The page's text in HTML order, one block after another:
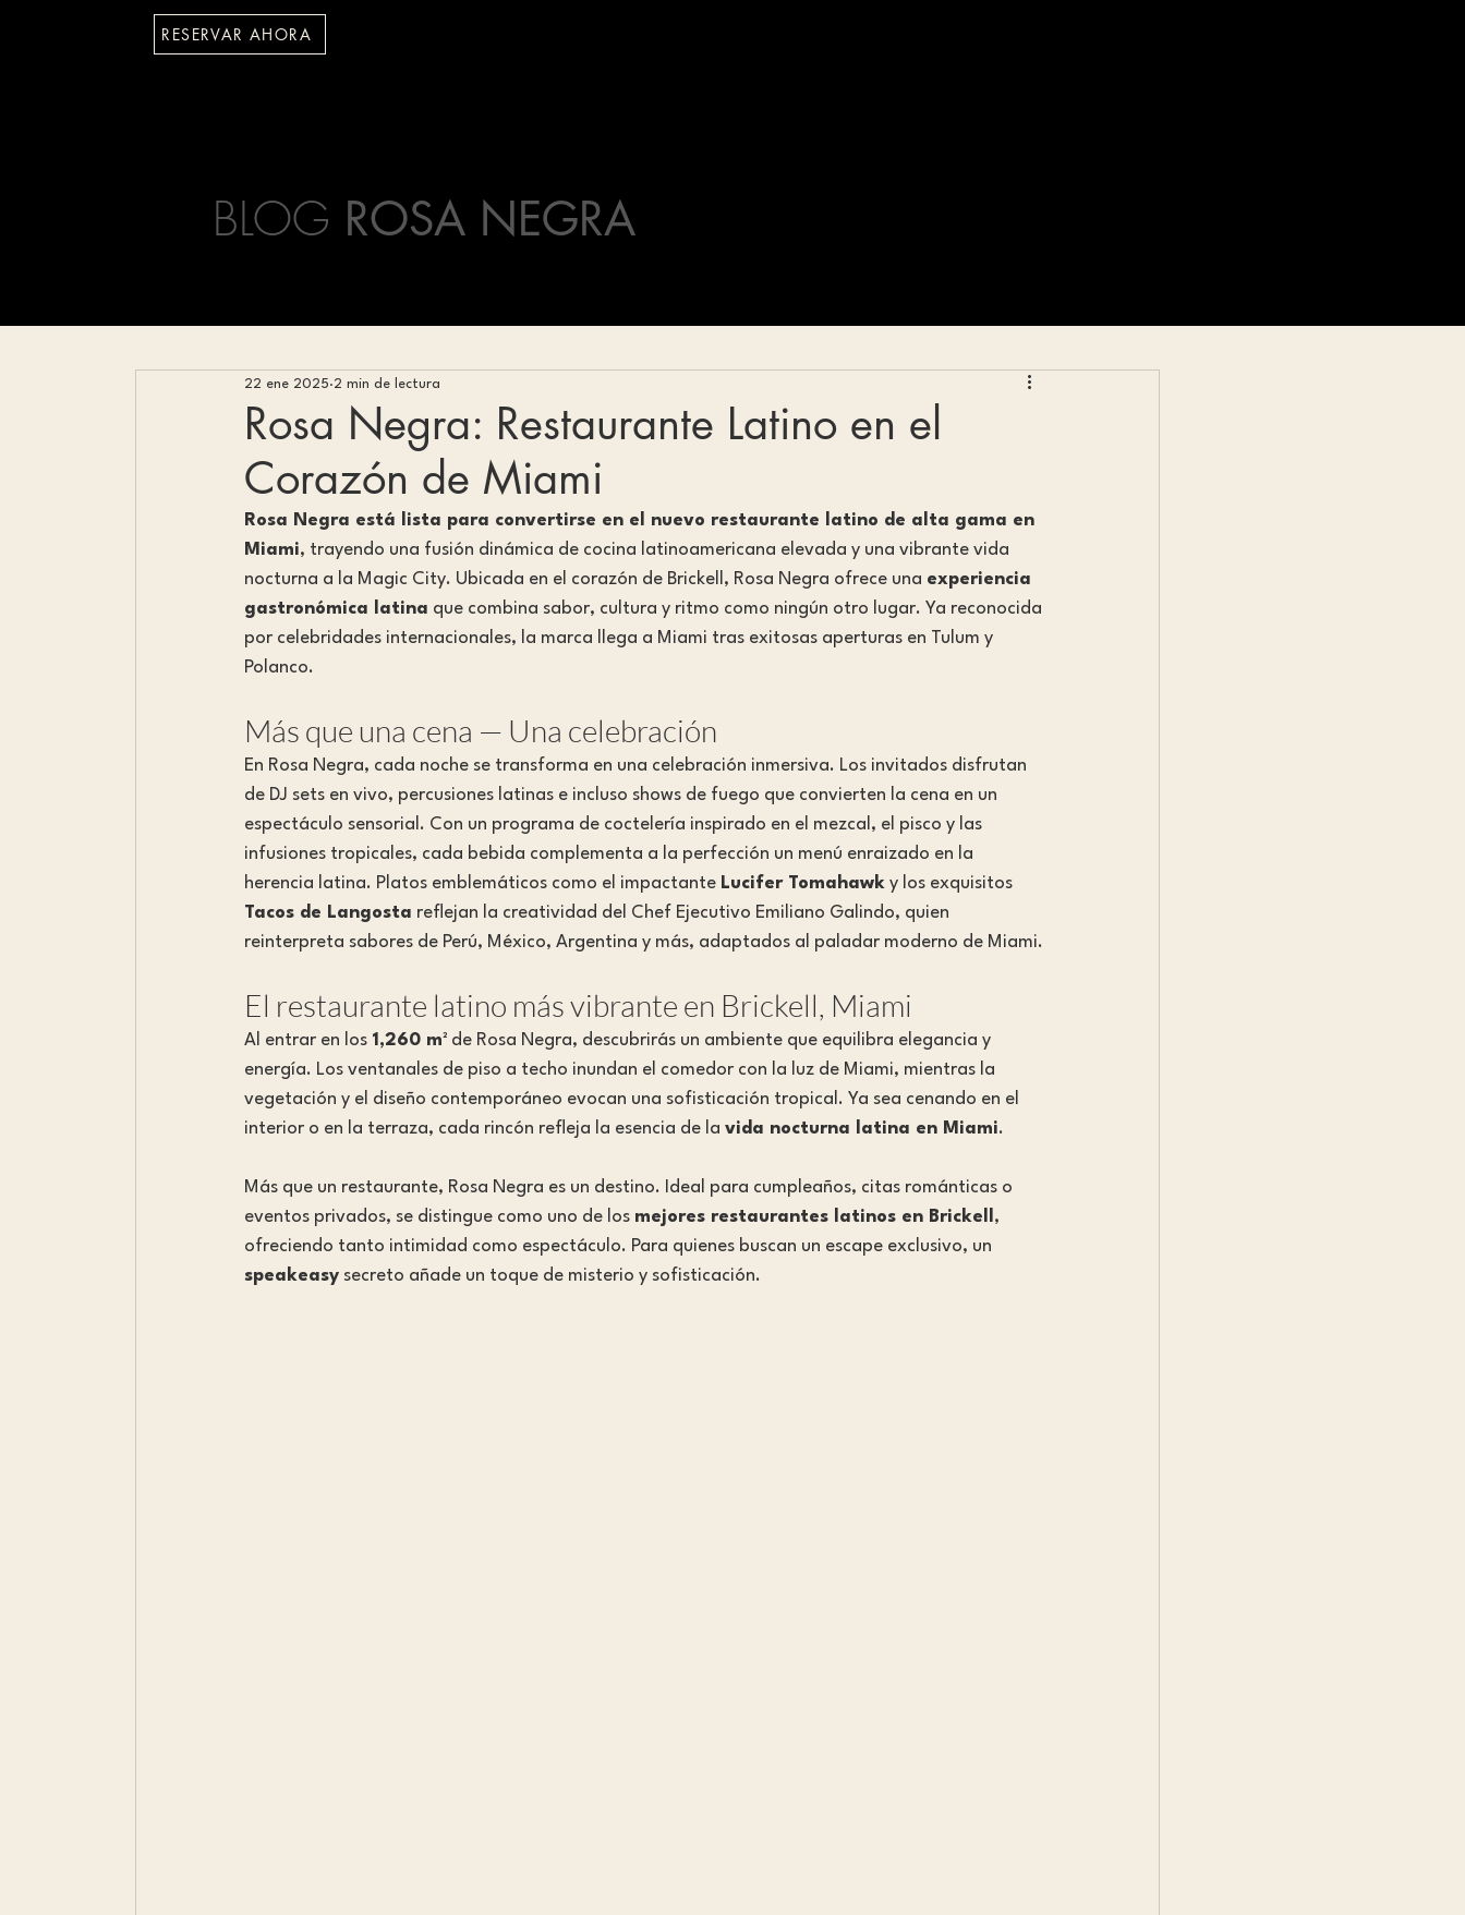
RESERVAR AHORA
BLOG ROSA NEGRA
Rosa Negra: Restaurante Latino en el
Corazón de Miami
22 ene 2025 2 min de lectura
Rosa Negra está lista para convertirse en el nuevo restaurante latino de alta gama en
Miami, trayendo una fusión dinámica de cocina latinoamericana elevada y una vibrante vida
nocturna a la Magic City. Ubicada en el corazón de Brickell, Rosa Negra ofrece una experiencia
gastronómica latina que combina sabor, cultura y ritmo como ningún otro lugar. Ya reconocida
por celebridades internacionales, la marca llega a Miami tras exitosas aperturas en Tulum y
Polanco.
Más que una cena — Una celebración
En Rosa Negra, cada noche se transforma en una celebración inmersiva. Los invitados disfrutan
de DJ sets en vivo, percusiones latinas e incluso shows de fuego que convierten la cena en un
espectáculo sensorial. Con un programa de coctelería inspirado en el mezcal, el pisco y las
infusiones tropicales, cada bebida complementa a la perfección un menú enraizado en la
herencia latina. Platos emblemáticos como el impactante Lucifer Tomahawk y los exquisitos
Tacos de Langosta reflejan la creatividad del Chef Ejecutivo Emiliano Galindo, quien
reinterpreta sabores de Perú, México, Argentina y más, adaptados al paladar moderno de Miami.
El restaurante latino más vibrante en Brickell, Miami
Al entrar en los 1,260 m² de Rosa Negra, descubrirás un ambiente que equilibra elegancia y
energía. Los ventanales de piso a techo inundan el comedor con la luz de Miami, mientras la
vegetación y el diseño contemporáneo evocan una sofisticación tropical. Ya sea cenando en el
interior o en la terraza, cada rincón refleja la esencia de la vida nocturna latina en Miami.
Más que un restaurante, Rosa Negra es un destino. Ideal para cumpleaños, citas románticas o
eventos privados, se distingue como uno de los mejores restaurantes latinos en Brickell ,
ofreciendo tanto intimidad como espectáculo. Para quienes buscan un escape exclusivo, un
speakeasy secreto añade un toque de misterio y sofisticación.